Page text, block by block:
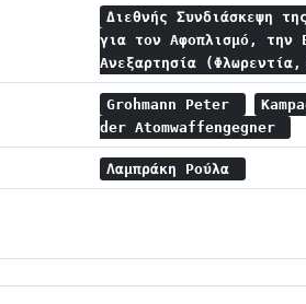
Διεθνής Συνδιάσκεψη
για τον Αφοπλισμό, την
Ανεξαρτησία
Grohmann Peter
der Atomwaffengegner
Λαμπράκη Ρούλα